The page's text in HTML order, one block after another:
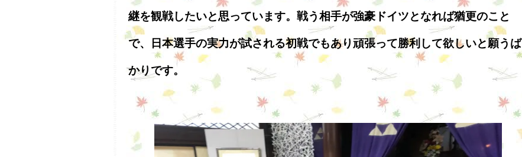
継を観戦したいと思っています。戦う相手が強豪ドイツとなれば猶更のこと
で、日本選手の実力が試される初戦でもあり頑張って勝利して欲しいと願うば
かりです。